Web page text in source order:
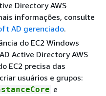
Directory AWS
informações, consulte
AD gerenciado.
do EC2 Windows
Active Directory AWS
EC2 precisa das
usuários e grupos:
e